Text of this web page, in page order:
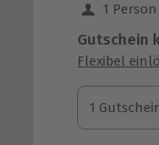
1 Person
Gutschein
Flexibel
1 Gutschein
1
1